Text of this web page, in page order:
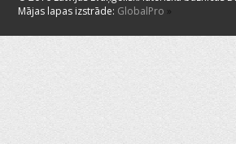
Mājas lapas izstrāde: GlobalPro »